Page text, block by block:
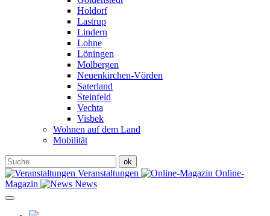
Holdorf
Lastrup
Lindern
Lohne
Löningen
Molbergen
Neuenkirchen-Vörden
Saterland
Steinfeld
Vechta
Visbek
Wohnen auf dem Land
Mobilität
Veranstaltungen
Online-
Magazin
News